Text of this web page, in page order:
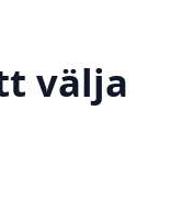
välja